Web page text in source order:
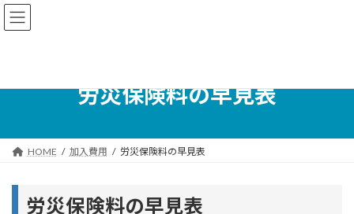
コ
ン
へ
ナ
ビ
ョ
労災保険料の早見表
HOME 加入費用 労災保険料の早見表
労災保険料の早見表